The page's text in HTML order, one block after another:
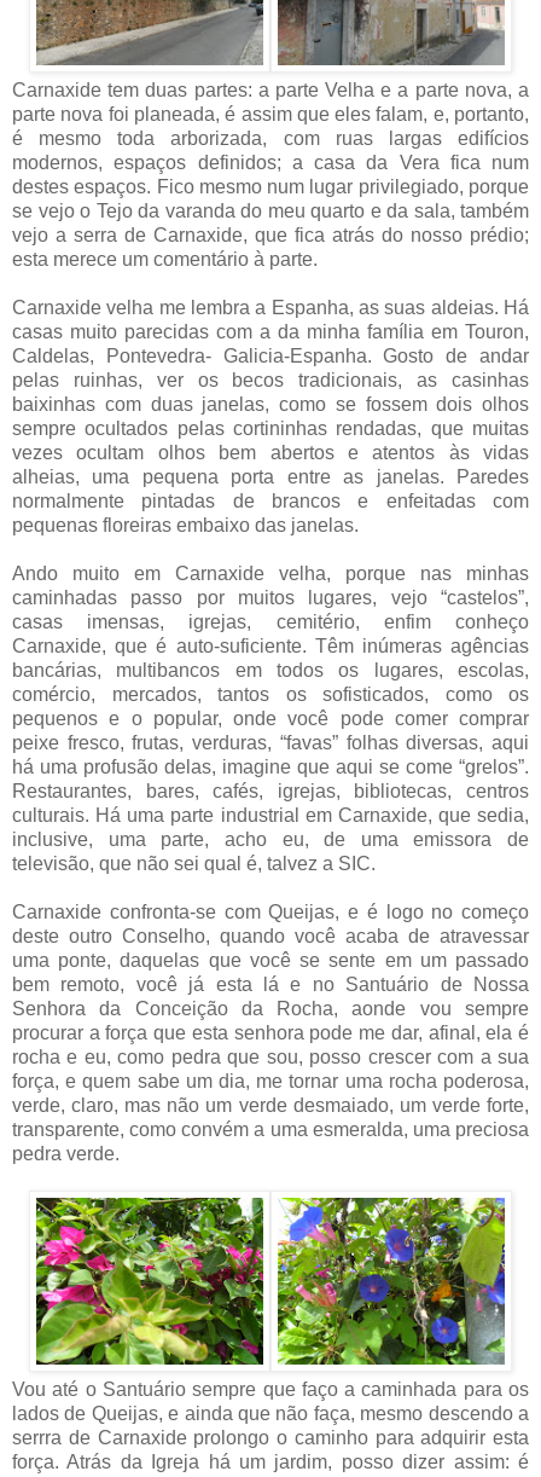
Carnaxide tem duas partes: a parte Velha e a parte nova, a
parte nova foi planeada, é assim que eles falam, e, portanto,
é mesmo toda arborizada, com ruas largas edifícios
modernos, espaços definidos; a casa da Vera fica num
destes espaços. Fico mesmo num lugar privilegiado, porque
se vejo o Tejo da varanda do meu quarto e da sala, também
vejo a serra de Carnaxide, que fica atrás do nosso prédio;
esta merece um comentário à parte.
Carnaxide velha me lembra a Espanha, as suas aldeias. Há
casas muito parecidas com a da minha família em Touron,
Caldelas, Pontevedra- Galicia-Espanha. Gosto de andar
pelas ruinhas, ver os becos tradicionais, as casinhas
baixinhas com duas janelas, como se fossem dois olhos
sempre ocultados pelas cortininhas rendadas, que muitas
vezes ocultam olhos bem abertos e atentos às vidas
alheias, uma pequena porta entre as janelas. Paredes
normalmente pintadas de brancos e enfeitadas com
pequenas floreiras embaixo das janelas.
Ando muito em Carnaxide velha, porque nas minhas
caminhadas passo por muitos lugares, vejo “castelos”,
casas imensas, igrejas, cemitério, enfim conheço
Carnaxide, que é auto-suficiente. Têm inúmeras agências
bancárias, multibancos em todos os lugares, escolas,
comércio, mercados, tantos os sofisticados, como os
pequenos e o popular, onde você pode comer comprar
peixe fresco, frutas, verduras, “favas” folhas diversas, aqui
há uma profusão delas, imagine que aqui se come “grelos”.
Restaurantes, bares, cafés, igrejas, bibliotecas, centros
culturais. Há uma parte industrial em Carnaxide, que sedia,
inclusive, uma parte, acho eu, de uma emissora de
televisão, que não sei qual é, talvez a SIC.
Carnaxide confronta-se com Queijas, e é logo no começo
deste outro Conselho, quando você acaba de atravessar
uma ponte, daquelas que você se sente em um passado
bem remoto, você já esta lá e no Santuário de Nossa
Senhora da Conceição da Rocha, aonde vou sempre
procurar a força que esta senhora pode me dar, afinal, ela é
rocha e eu, como pedra que sou, posso crescer com a sua
força, e quem sabe um dia, me tornar uma rocha poderosa,
verde, claro, mas não um verde desmaiado, um verde forte,
transparente, como convém a uma esmeralda, uma preciosa
pedra verde.
Vou até o Santuário sempre que faço a caminhada para os
lados de Queijas, e ainda que não faça, mesmo descendo a
serrra de Carnaxide prolongo o caminho para adquirir esta
força. Atrás da Igreja há um jardim, posso dizer assim: é